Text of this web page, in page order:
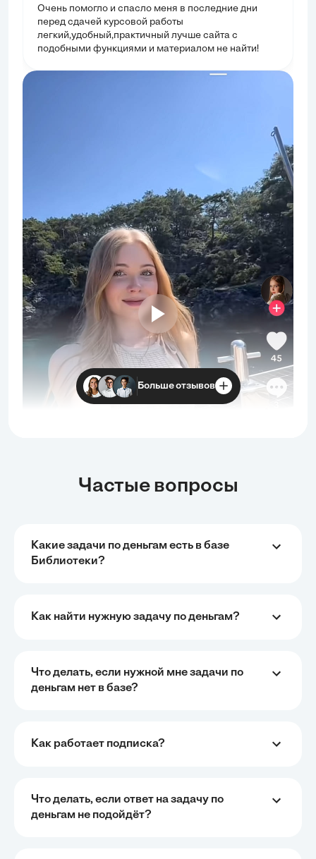
Очень помогло и спасло меня в последние дни
перед сдачей курсовой работы
легкий,удобный,практичный лучше сайта с
подобными функциями и материалом не найти!
Очень быстро, недорого, качественно,
возможностю узнать много новой и полезной
информации. Рекомендую ...
Рекомендую Кампус АИ всем, кто хочет
Пользуюсь сайтом Кампус АИ уже несколько
месяцев и хочу отметить высокий уровень
Больше отзывов
Частые вопросы
Какие задачи по деньгам есть в базе
Библиотеки?
Как найти нужную задачу по деньгам?
Что делать, если нужной мне задачи по
деньгам нет в базе?
Как работает подписка?
Что делать, если ответ на задачу по
деньгам не подойдёт?